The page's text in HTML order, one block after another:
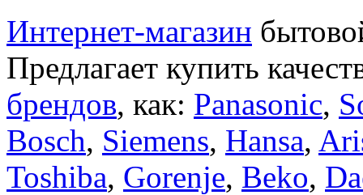
Интернет-магазин
Предлагает купить
брендов, как: Panasonic,
Bosch, Siemens, Hansa,
Toshiba, Gorenje, Beko,